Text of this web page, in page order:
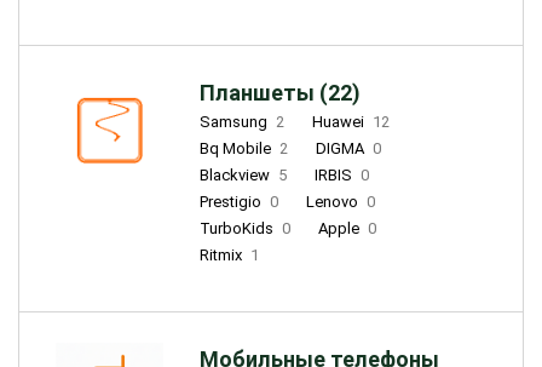
Планшеты (22)
Samsung 2 Huawei 12
Bq Mobile 2 DIGMA 0
Blackview 5 IRBIS 0
Prestigio 0 Lenovo 0
TurboKids 0 Apple 0
Ritmix 1
Мобильные телефоны